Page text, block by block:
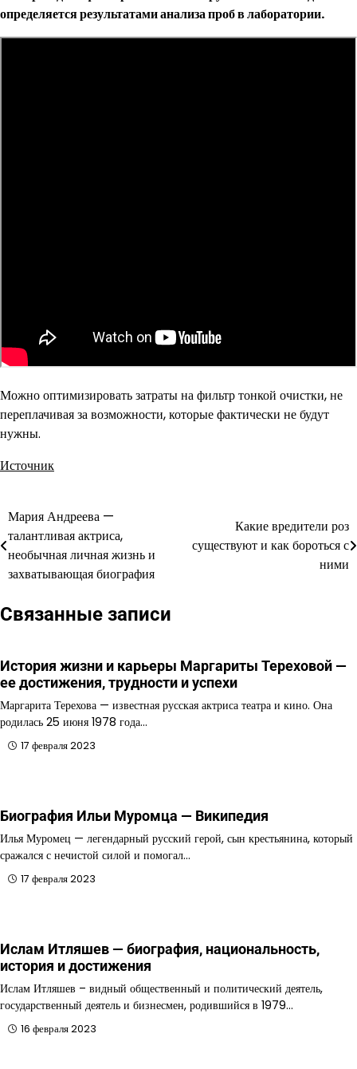
определяется результатами анализа проб в лаборатории.
Можно оптимизировать затраты на фильтр тонкой очистки, не
переплачивая за возможности, которые фактически не будут
нужны.
Источник
Навигация
по
записям
Мария Андреева —
талантливая актриса,
необычная личная жизнь и
захватывающая биография
Какие вредители роз
существуют и как бороться с
ними
Связанные записи
История жизни и карьеры Маргариты Тереховой —
ее достижения, трудности и успехи
Маргарита Терехова — известная русская актриса театра и кино. Она
родилась 25 июня 1978 года…
17 февраля 2023
Биография Ильи Муромца — Википедия
Илья Муромец — легендарный русский герой, сын крестьянина, который
сражался с нечистой силой и помогал…
17 февраля 2023
Ислам Итляшев — биография, национальность,
история и достижения
Ислам Итляшев – видный общественный и политический деятель,
государственный деятель и бизнесмен, родившийся в 1979…
16 февраля 2023